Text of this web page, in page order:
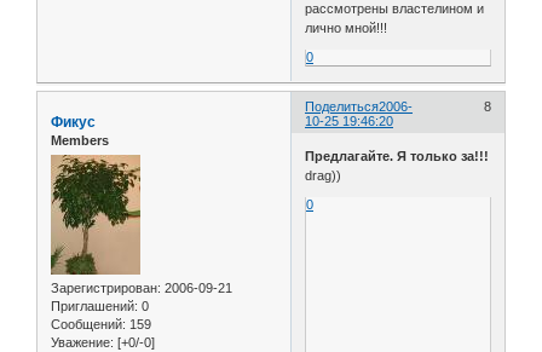
рассмотрены властелином и
лично мной!!!
0
Поделиться 8
2006-
10-25 19:46:20
Фикус
Members
Зарегистрирован: 2006-09-21
Приглашений: 0
Сообщений: 159
Уважение: [+0/-0]
Предлагайте. Я только за!!!
drag))
0